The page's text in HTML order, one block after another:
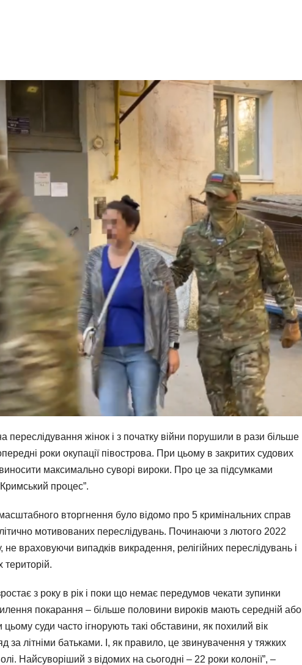
переслідування жінок і з початку війни порушили в рази більше
роки окупації півострова. При цьому в закритих судових
максимально суворі вироки. Про це за підсумками
процес”.
вторгнення було відомо про 5 кримінальних справ
мотивованих переслідувань. Починаючи з лютого 2022
враховуючи випадків викрадення, релігійних переслідувань і
з року в рік і поки що немає передумов чекати зупинки
покарання – більше половини вироків мають середній або
суди часто ігнорують такі обставини, як похилий вік
за літніми батьками. І, як правило, це звинувачення у тяжких
Найсуворіший з відомих на сьогодні – 22 роки колонії”, –